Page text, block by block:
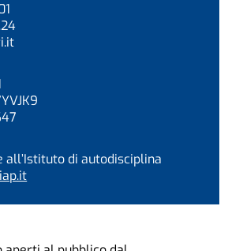
all’Istituto di autodisciplina